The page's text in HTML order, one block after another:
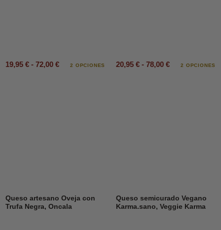
19,95 € - 72,00 € 2 OPCIONES 20,95 € - 78,00 € 2 OPCIONES
Queso artesano Oveja con
Trufa Negra, Oncala
Queso semicurado Vegano
Karma.sano, Veggie Karma